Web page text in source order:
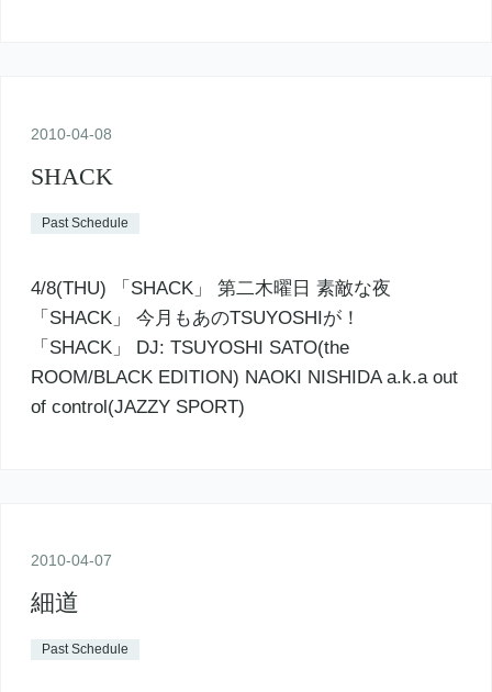
2010-04-08
SHACK
Past Schedule
4/8(THU) 「SHACK」 第二木曜日 素敵な夜
「SHACK」 今月もあのTSUYOSHIが！
「SHACK」 DJ: TSUYOSHI SATO(the
ROOM/BLACK EDITION) NAOKI NISHIDA a.k.a out
of control(JAZZY SPORT)
2010-04-07
細道
Past Schedule